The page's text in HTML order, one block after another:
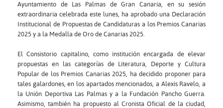
Ayuntamiento de Las Palmas de Gran Canaria, en su sesión
extraordinaria celebrada este lunes, ha aprobado una Declaración
Institucional de Propuestas de Candidaturas a los Premios Canarias
2025 y a la Medalla de Oro de Canarias 2025.
El Consistorio capitalino, como institución encargada de elevar
propuestas en las categorías de Literatura, Deporte y Cultura
Popular de los Premios Canarias 2025, ha decidido proponer para
tales galardones, en los apartados mencionados, a Alexis Ravelo, a
la Unión Deportiva Las Palmas y a la Fundación Pancho Guerra.
Asimismo, también ha propuesto al Cronista Oficial de la ciudad,